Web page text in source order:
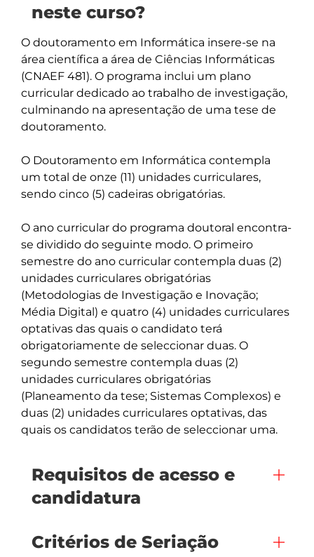
neste curso?
O doutoramento em Informática insere-se na
área científica a área de Ciências Informáticas
(CNAEF 481). O programa inclui um plano
curricular dedicado ao trabalho de investigação,
culminando na apresentação de uma tese de
doutoramento.
O Doutoramento em Informática contempla
um total de onze (11) unidades curriculares,
sendo cinco (5) cadeiras obrigatórias.
O ano curricular do programa doutoral encontra-
se dividido do seguinte modo. O primeiro
semestre do ano curricular contempla duas (2)
unidades curriculares obrigatórias
(Metodologias de Investigação e Inovação;
Média Digital) e quatro (4) unidades curriculares
optativas das quais o candidato terá
obrigatoriamente de seleccionar duas. O
segundo semestre contempla duas (2)
unidades curriculares obrigatórias
(Planeamento da tese; Sistemas Complexos) e
duas (2) unidades curriculares optativas, das
quais os candidatos terão de seleccionar uma.
Requisitos de acesso e
candidatura
Critérios de Seriação